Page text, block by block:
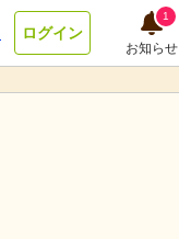
ログイン
1
お知らせ